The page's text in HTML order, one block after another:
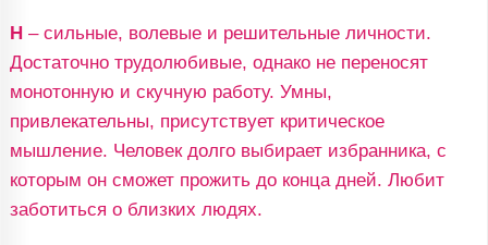
Н– сильные, волевые и решительные личности.
Достаточно трудолюбивые, однако не переносят
монотонную и скучную работу. Умны,
привлекательны, присутствует критическое
мышление. Человек долго выбирает избранника, с
которым он сможет прожить до конца дней. Любит
заботиться о близких людях.